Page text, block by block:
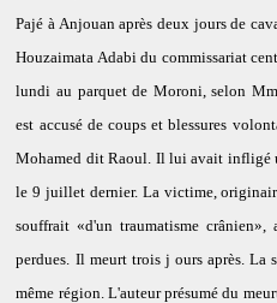
Pajé à Anjouan après deux jours de
Houzaimata Adabi du commissariat
lundi au parquet de Moroni, selon
est accusé de coups et blessures
Mohamed dit Raoul. Il lui avait infligé
le 9 juillet dernier. La victime,
souffrait «d'un traumatisme crânien»,
perdues. Il meurt trois j ours après. La
même région. L'auteur présumé du